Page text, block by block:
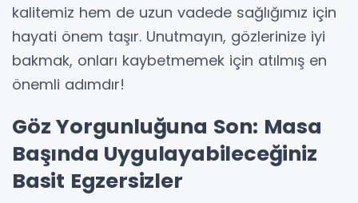
kalitemiz hem de uzun vadede sağlığımız için
hayati önem taşır. Unutmayın, gözlerinize iyi
bakmak, onları kaybetmemek için atılmış en
önemli adımdır!
Göz Yorgunluğuna Son: Masa
Başında Uygulayabileceğiniz
Basit Egzersizler